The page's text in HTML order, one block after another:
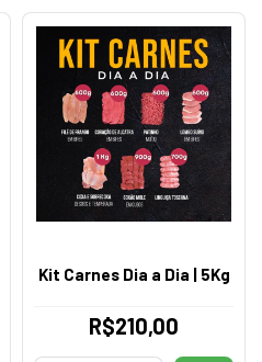
Kit Carnes Dia a Dia | 5Kg
R$210,00